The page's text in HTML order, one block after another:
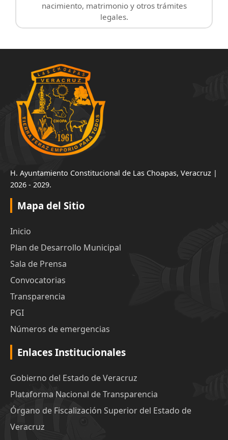
nacimiento, matrimonio y otros trámites
legales.
H. Ayuntamiento Constitucional de Las Choapas, Veracruz |
2026 - 2029.
Mapa del Sitio
Inicio
Plan de Desarrollo Municipal
Sala de Prensa
Convocatorias
Transparencia
PGI
Números de emergencias
Enlaces Institucionales
Gobierno del Estado de Veracruz
Plataforma Nacional de Transparencia
Órgano de Fiscalización Superior del Estado de
Veracruz